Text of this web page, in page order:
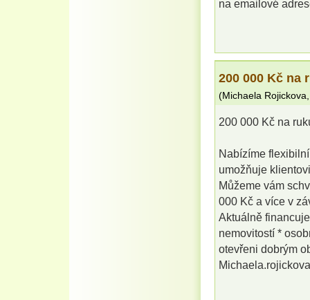
na emailové
200 000 Kč na
(Michaela Rojickova
200 000 Kč na
Nabízíme
umožňuje
Můžeme vám
000 Kč a více v
Aktuálně
nemovitostí *
otevřeni dobrým